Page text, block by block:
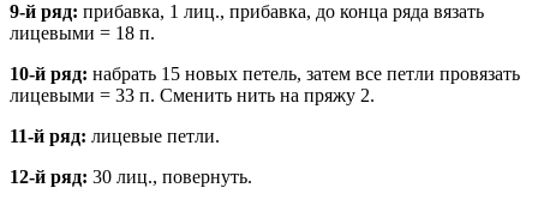
9-й ряд: прибавка, 1 лиц., прибавка, до конца ряда вязать
лицевыми = 18 п.
10-й ряд: набрать 15 новых петель, затем все петли провязать
лицевыми = 33 п. Сменить нить на пряжу 2.
11-й ряд: лицевые петли.
12-й ряд: 30 лиц., повернуть.